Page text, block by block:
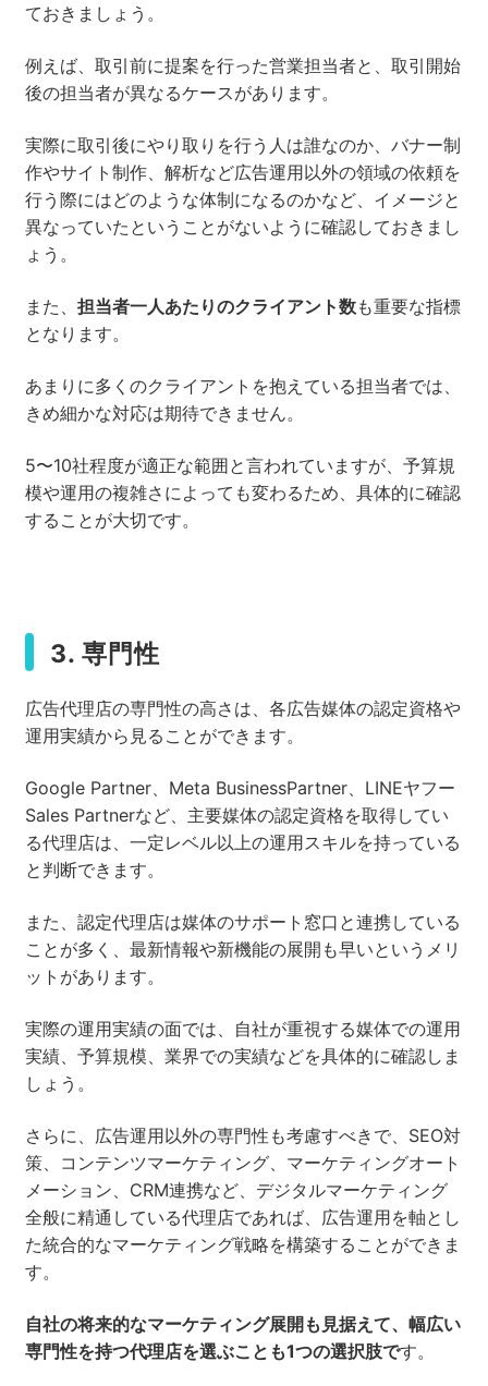
ておきましょう。
例えば、取引前に提案を行った営業担当者と、取引開始
後の担当者が異なるケースがあります。
実際に取引後にやり取りを行う人は誰なのか、バナー制
作やサイト制作、解析など広告運用以外の領域の依頼を
行う際にはどのような体制になるのかなど、イメージと
異なっていたということがないように確認しておきまし
ょう。
また、 担当者一人あたりのクライアント数も重要な指標
となります。
あまりに多くのクライアントを抱えている担当者では、
きめ細かな対応は期待できません。
5〜10社程度が適正な範囲と言われていますが、予算規
模や運用の複雑さによっても変わるため、具体的に確認
することが大切です。
3. 専門性
広告代理店の専門性の高さは、各広告媒体の認定資格や
運用実績から見ることができます。
Google Partner、Meta BusinessPartner、LINEヤフー
Sales Partnerなど、主要媒体の認定資格を取得してい
る代理店は、一定レベル以上の運用スキルを持っている
と判断できます。
また、認定代理店は媒体のサポート窓口と連携している
ことが多く、最新情報や新機能の展開も早いというメリ
ットがあります。
実際の運用実績の面では、自社が重視する媒体での運用
実績、予算規模、業界での実績などを具体的に確認しま
しょう。
さらに、広告運用以外の専門性も考慮すべきで、SEO対
策、コンテンツマーケティング、マーケティングオート
メーション、CRM連携など、デジタルマーケティング
全般に精通している代理店であれば、広告運用を軸とし
た統合的なマーケティング戦略を構築することができま
す。
自社の将来的なマーケティング展開も見据えて、幅広い
専門性を持つ代理店を選ぶことも1つの選択肢です。